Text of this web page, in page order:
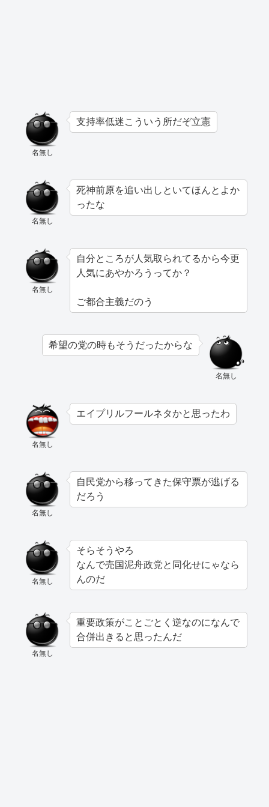
名無し
支持率低迷こういう所だぞ立憲
名無し
死神前原を追い出しといてほんとよか
ったな
名無し
自分ところが人気取られてるから今更
人気にあやかろうってか？
ご都合主義だのう
名無し
希望の党の時もそうだったからな
名無し
エイプリルフールネタかと思ったわ
名無し
自民党から移ってきた保守票が逃げる
だろう
名無し
そらそうやろ
なんで売国泥舟政党と同化せにゃなら
んのだ
名無し
重要政策がことごとく逆なのになんで
合併出きると思ったんだ